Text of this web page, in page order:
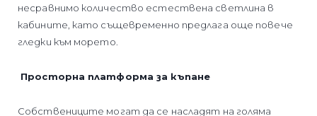
несравнимо количество естествена светлина в
кабините, като същевременно предлага още повече
гледки към морето.
Просторна платформа за къпане
Собствениците могат да се насладят на голяма